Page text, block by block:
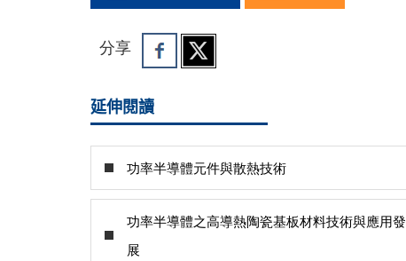
分享
延伸閱讀
功率半導體元件與散熱技術
功率半導體之高導熱陶瓷基板材料技術與應用發
展